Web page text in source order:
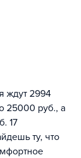
ждут 2994
25000 руб., а
17
ту, что